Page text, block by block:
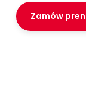
Zamów